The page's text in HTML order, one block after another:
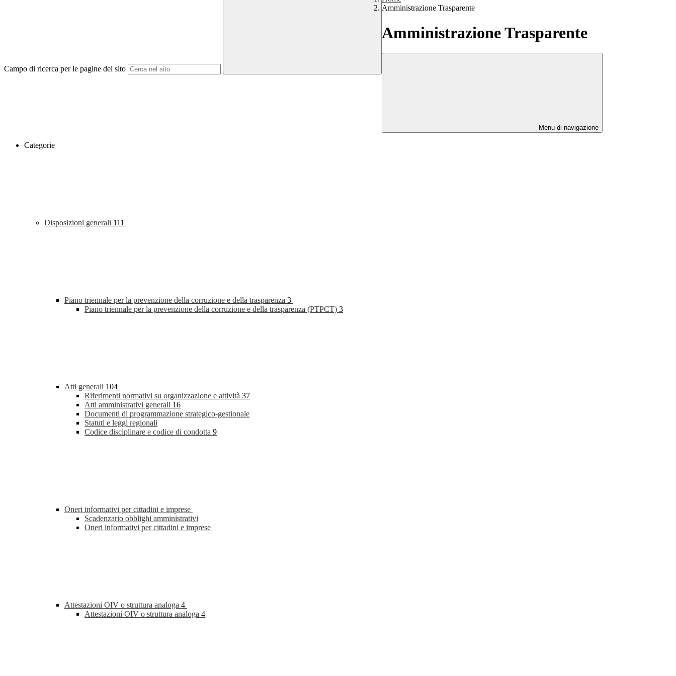
Campo di ricerca per le pagine del sito
Amministrazione Trasparente
Amministrazione Trasparente
Menu di navigazione
Categorie
Disposizioni generali 111
Piano triennale per la prevenzione della corruzione e della trasparenza 3
Piano triennale per la prevenzione della corruzione e della trasparenza (PTPCT) 3
Atti generali 104
Riferimenti normativi su organizzazione e attività 37
Atti amministrativi generali 16
Documenti di programmazione strategico-gestionale
Statuti e leggi regionali
Codice disciplinare e codice di condotta 9
Oneri informativi per cittadini e imprese
Scadenzario obblighi amministrativi
Oneri informativi per cittadini e imprese
Attestazioni OIV o struttura analoga 4
Attestazioni OIV o struttura analoga 4